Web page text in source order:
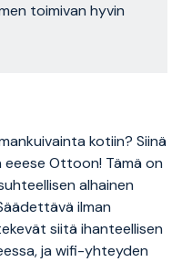
toimivan hyvin
kotiin? Siinä
Ottoon! Tämä on
alhainen
ilman
siitä ihanteellisen
ja wifi-yhteyden